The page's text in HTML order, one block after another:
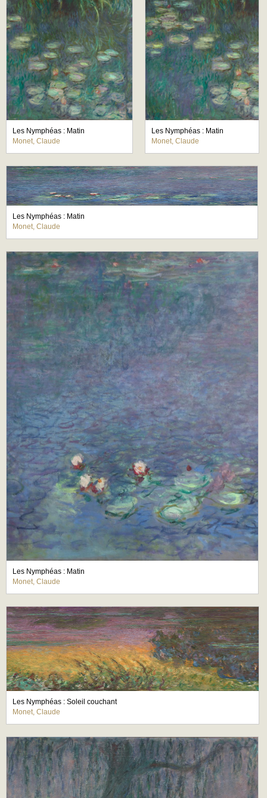
Les Nymphéas : Matin
Monet, Claude
Les Nymphéas : Matin
Monet, Claude
Les Nymphéas : Matin
Monet, Claude
Les Nymphéas : Matin
Monet, Claude
Les Nymphéas : Soleil couchant
Monet, Claude